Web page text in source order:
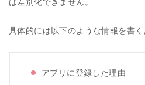
は差別化できません。
具体的には以下のような情報を書く
アプリに登録した理由